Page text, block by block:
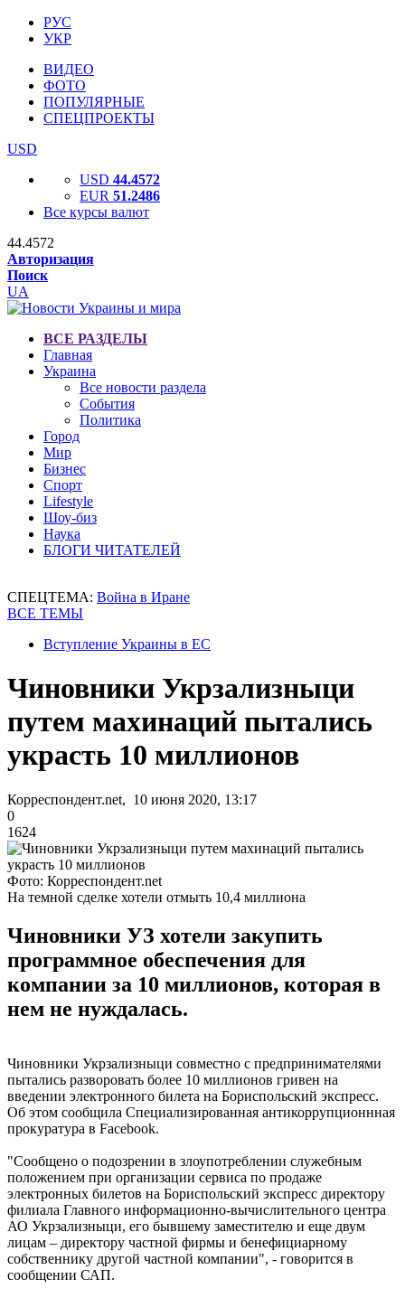
РУС
УКР
ВИДЕО
ФОТО
ПОПУЛЯРНЫЕ
СПЕЦПРОЕКТЫ
USD
USD 44.4572
EUR 51.2486
Все курсы валют
44.4572
Авторизация
Поиск
UA
ВСЕ РАЗДЕЛЫ
Главная
Украина
Все новости раздела
События
Политика
Город
Мир
Бизнес
Спорт
Lifestyle
Шоу-биз
Наука
БЛОГИ ЧИТАТЕЛЕЙ
СПЕЦТЕМА: Война в Иране
ВСЕ ТЕМЫ
Вступление Украины в ЕС
Чиновники Укрзализныци
путем махинаций пытались
украсть 10 миллионов
Корреспондент.net, 10 июня 2020, 13:17
0
1624
Фото: Корреспондент.net
На темной сделке хотели отмыть 10,4 миллиона
Чиновники УЗ хотели закупить
программное обеспечения для
компании за 10 миллионов, которая в
нем не нуждалась.
Чиновники Укрзализныци совместно с предпринимателями
пытались разворовать более 10 миллионов гривен на
введении электронного билета на Бориспольский экспресс.
Об этом сообщила Специализированная антикоррупционнная
прокуратура в Facebook.
"Сообщено о подозрении в злоупотреблении служебным
положением при организации сервиса по продаже
электронных билетов на Бориспольский экспресс директору
филиала Главного информационно-вычислительного центра
АО Укрзализныци, его бывшему заместителю и еще двум
лицам – директору частной фирмы и бенефициарному
собственнику другой частной компании", - говорится в
сообщении САП.